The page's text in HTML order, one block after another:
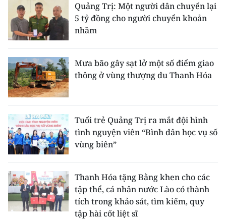
Quảng Trị: Một người dân chuyển lại
5 tỷ đồng cho người chuyển khoản
nhầm
Mưa bão gây sạt lở một số điểm giao
thông ở vùng thượng du Thanh Hóa
Tuổi trẻ Quảng Trị ra mắt đội hình
tình nguyện viên “Bình dân học vụ số
vùng biên”
Thanh Hóa tặng Bằng khen cho các
tập thể, cá nhân nước Lào có thành
tích trong khảo sát, tìm kiếm, quy
tập hài cốt liệt sĩ